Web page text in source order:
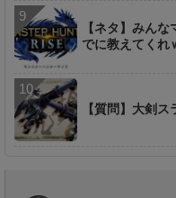
【ネタ】みん
でに教えてくれ
【質問】大剣